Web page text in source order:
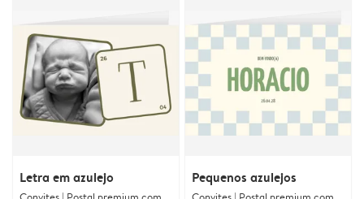
Letra em azulejo Pequenos azulejos